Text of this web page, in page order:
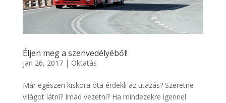
Éljen meg a szenvedélyéből!
jan 26, 2017| Oktatás
Már egészen kiskora óta érdekli az utazás? Szeretne
világot látni? Imád vezetni? Ha mindezekre igennel